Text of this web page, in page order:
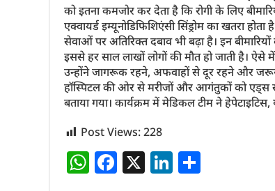
को इतना कमजोर कर देता है कि रोगी के लिए
एक्वायर्ड इम्यूनोडिफिशिएंसी सिंड्रोम का खतरा
सेवाओं पर अतिरिक्त दबाव भी बढ़ा है। इन
इससे हर साल लाखों लोगों की मौत हो जाती है। ऐसे
उन्होंने जागरूक रहने, अफवाहों से दूर रहने और
हॉस्पिटल की ओर से मरीजों और आगंतुकों को एड्स
बताया गया। कार्यक्रम में मेडिकल टीम ने
Post Views:228
W F X Li